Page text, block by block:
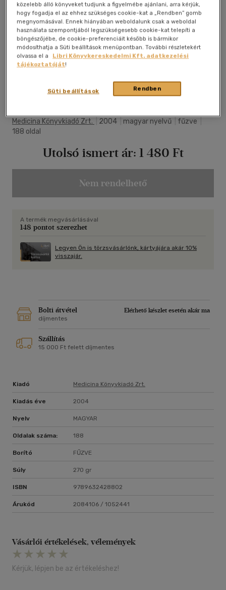
Megosztom
Medicina Könyvkiadó Zrt. 2004 magyar nyelvű fűzve
188 oldal
Utolsó ismert ár: 1 480 Ft
Nem rendelhető
A termék megvásárlásával
148 pontot szerezhet
Legyen Ön is törzsvásárlónk, kártyájára akár 10%
visszajár.
Bolti átvétel
Elérhető készlet esetén akár ma
díjmentes
Szállítás
15 000 Ft felett díjmentes
Kiadó Medicina Könyvkiadó Zrt.
Kiadás éve 2004
Nyelv MAGYAR
Oldalak száma: 188
Borító FŰZVE
Súly 270 gr
ISBN 9789632428802
Árukód 2084106 / 1052441
Vásárlói értékelések, vélemények
Kérjük, lépjen be az értékeléshez!
közelebb álló könyveket tudjunk a figyelmébe ajánlani, arra kérjük,
hogy fogadja el az ehhez szükséges cookie-kat a „Rendben” gomb
megnyomásával. Ennek hiányában weboldalunk csak a weboldal
használata szempontjából legszükségesebb cookie-kat telepíti a
böngészőjébe, de cookie-preferenciáit később is bármikor
módosíthatja a Süti beállítások menüpontban. További részletekért
olvassa el a
Libri Könyvkereskedelmi Kft. adatkezelési
tájékoztatóját!
Rendben
Süti beállítások